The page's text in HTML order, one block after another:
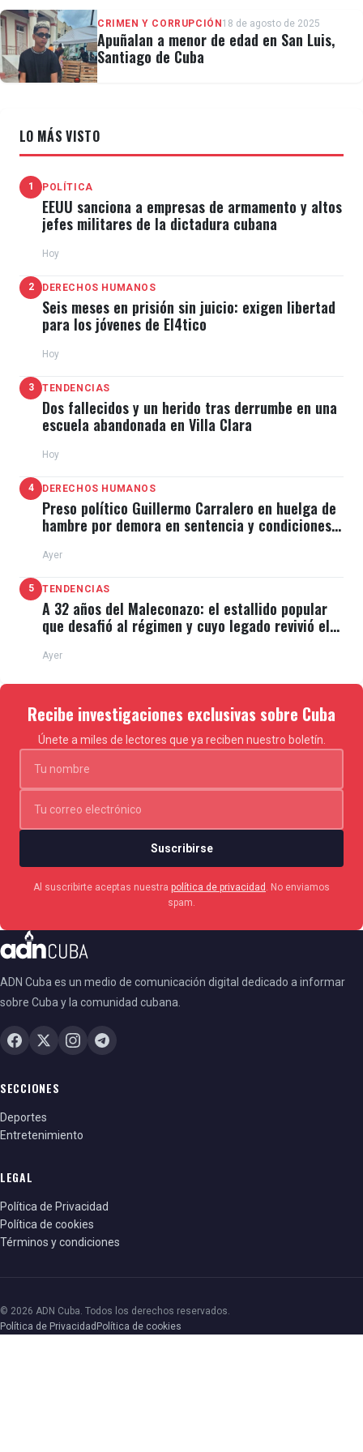
Putin fue uno de los primeros mandatarios en
felicitar a Maduro por su controvertida reelección en
reconocer el triunfo chavista y pidieron transparencia
en los comicios.
El dictador venezolano visitó la ciudad rusa de Kazán
Venezuela pretendió adherirse, pero
aceptarlocomo nuevo miembro asociado al bloque.
CRIMEN Y CORRUPCIÓN18 de agosto de 2025
Apuñalan a menor de edad en San Luis,
Santiago de Cuba
LO MÁS VISTO
1 POLÍTICA
EEUU sanciona a empresas de armamento y altos
jefes militares de la dictadura cubana
Hoy
2 DERECHOS HUMANOS
Seis meses en prisión sin juicio: exigen libertad
para los jóvenes de El4tico
Hoy
3 TENDENCIAS
Dos fallecidos y un herido tras derrumbe en una
escuela abandonada en Villa Clara
Hoy
4 DERECHOS HUMANOS
Preso político Guillermo Carralero en huelga de
hambre por demora en sentencia y condiciones
Ayer
5 TENDENCIAS
A 32 años del Maleconazo: el estallido popular
que desafió al régimen y cuyo legado revivió el
Ayer
Recibe investigaciones exclusivas sobre Cuba
Únete a miles de lectores que ya reciben nuestro boletín.
Suscribirse
Al suscribirte aceptas nuestra política de privacidad
. No enviamos
spam.
ADN Cuba es un medio de comunicación digital dedicado a informar
sobre Cuba y la comunidad cubana.
SECCIONES
Deportes
Entretenimiento
LEGAL
Política de Privacidad
Política de cookies
Términos y condiciones
© 2026 ADN Cuba. Todos los derechos reservados.
Política de Privacidad Política de cookies